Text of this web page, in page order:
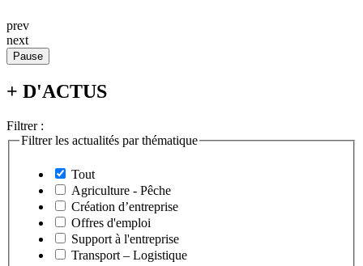
prev
next
Pause
+ D'ACTUS
Filtrer :
Filtrer les actualités par thématique
Tout
Agriculture - Pêche
Création d’entreprise
Offres d'emploi
Support à l'entreprise
Transport – Logistique